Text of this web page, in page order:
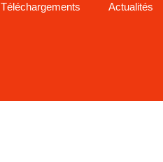
Téléchargements Actualités